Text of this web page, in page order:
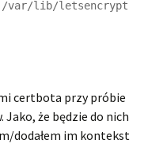
/var/lib/letsencrypt
certbota przy próbie
że będzie do nich
dodałem im kontekst